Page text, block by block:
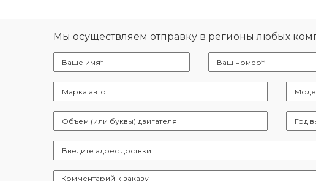
Мы осуществляем отправку в регионы любых